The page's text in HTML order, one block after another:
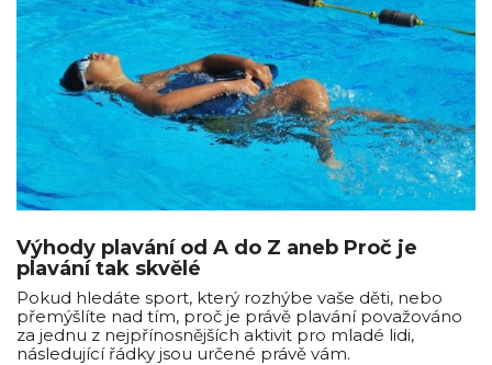
Výhody plavání od A do Z aneb Proč je
plavání tak skvělé
Pokud hledáte sport, který rozhýbe vaše děti, nebo
přemýšlíte nad tím, proč je právě plavání považováno
za jednu z nejpřínosnějších aktivit pro mladé lidi,
následující řádky jsou určené právě vám.